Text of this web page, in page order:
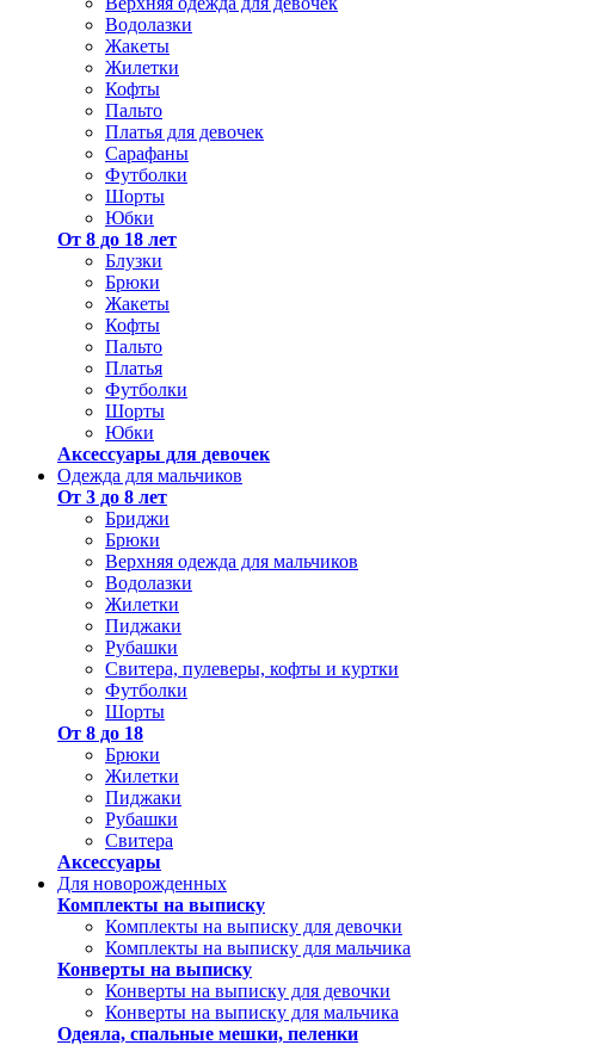
Водолазки
Жакеты
Жилетки
Кофты
Пальто
Платья для девочек
Сарафаны
Футболки
Шорты
Юбки
От 8 до 18 лет
Блузки
Брюки
Жакеты
Кофты
Пальто
Платья
Футболки
Шорты
Юбки
Аксессуары для девочек
Одежда для мальчиков
От 3 до 8 лет
Бриджи
Брюки
Верхняя одежда для мальчиков
Водолазки
Жилетки
Пиджаки
Рубашки
Свитера, пулеверы, кофты и куртки
Футболки
Шорты
От 8 до 18
Брюки
Жилетки
Пиджаки
Рубашки
Свитера
Аксессуары
Для новорожденных
Комплекты на выписку
Комплекты на выписку для девочки
Комплекты на выписку для мальчика
Конверты на выписку
Конверты на выписку для девочки
Конверты на выписку для мальчика
Одеяла, спальные мешки, пеленки